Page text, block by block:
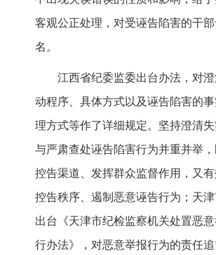
客观公正处理，对受诬告陷害的干
名。
江西省纪委监委出台办法，对
动程序、具体方式以及诬告陷害的
理方式等作了详细规定。坚持澄清
与严肃查处诬告陷害行为并重并举
控告渠道、发挥群众监督作用，又
控告秩序、遏制恶意诬告行为；天
出台《天津市纪检监察机关处置恶
行办法》，对恶意举报行为的责任